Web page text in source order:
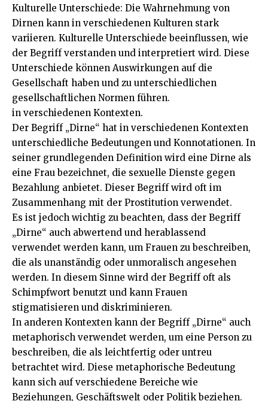
Kulturelle Unterschiede: Die Wahrnehmung von
Dirnen kann in verschiedenen Kulturen stark
variieren. Kulturelle Unterschiede beeinflussen, wie
der Begriff verstanden und interpretiert wird. Diese
Unterschiede können Auswirkungen auf die
Gesellschaft haben und zu unterschiedlichen
gesellschaftlichen Normen führen.
in verschiedenen Kontexten.
Der Begriff „Dirne“ hat in verschiedenen Kontexten
unterschiedliche Bedeutungen und Konnotationen. In
seiner grundlegenden Definition wird eine Dirne als
eine Frau bezeichnet, die sexuelle Dienste gegen
Bezahlung anbietet. Dieser Begriff wird oft im
Zusammenhang mit der Prostitution verwendet.
Es ist jedoch wichtig zu beachten, dass der Begriff
„Dirne“ auch abwertend und herablassend
verwendet werden kann, um Frauen zu beschreiben,
die als unanständig oder unmoralisch angesehen
werden. In diesem Sinne wird der Begriff oft als
Schimpfwort benutzt und kann Frauen
stigmatisieren und diskriminieren.
In anderen Kontexten kann der Begriff „Dirne“ auch
metaphorisch verwendet werden, um eine Person zu
beschreiben, die als leichtfertig oder untreu
betrachtet wird. Diese metaphorische Bedeutung
kann sich auf verschiedene Bereiche wie
Beziehungen, Geschäftswelt oder Politik beziehen.